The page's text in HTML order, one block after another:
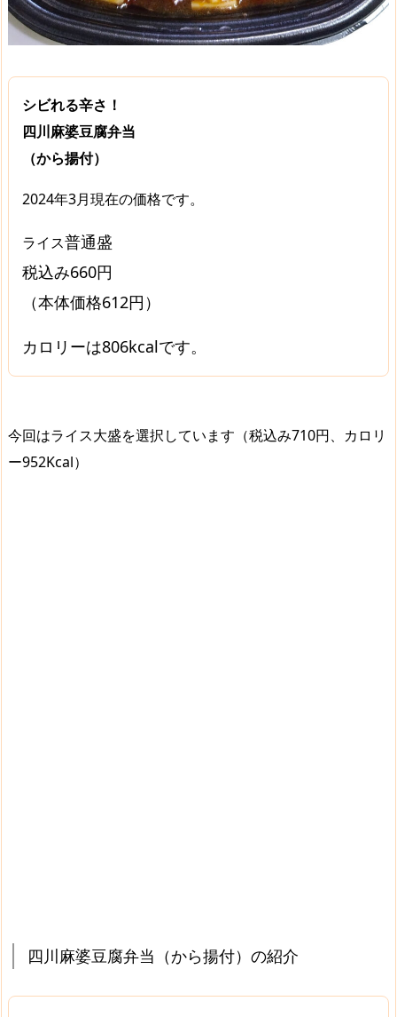
シビれる辛さ！
四川麻婆豆腐弁当
（から揚付）
2024年3月現在の価格です。
ライス普通盛
税込み660円
（本体価格612円）
カロリーは806kcalです。
今回はライス大盛を選択しています（税込み710円、カロリ
ー952Kcal）
四川麻婆豆腐弁当（から揚付）の紹介